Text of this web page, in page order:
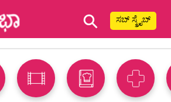
⚲ ಸಬ್ ಸ್ಕ್ರೈಬ್